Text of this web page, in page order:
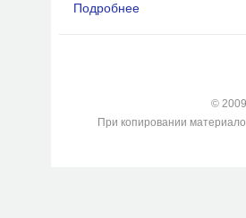
Подробнее
©
При копировании